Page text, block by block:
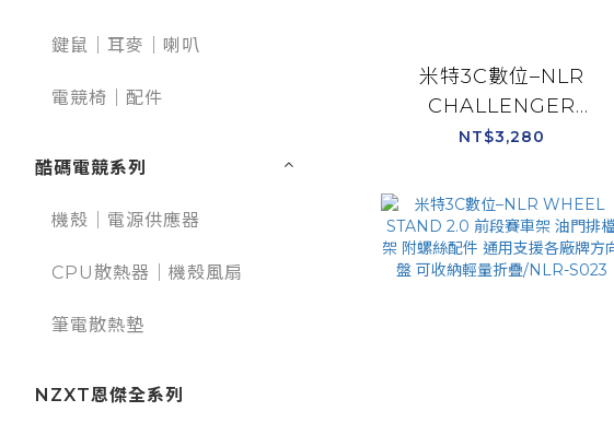
鍵鼠｜耳麥｜喇叭
電競椅｜配件
酷碼電競系列
機殼｜電源供應器
CPU散熱器｜機殼風扇
筆電散熱墊
NZXT恩傑全系列
米特3C數位–NLR
CHALLENGER
MONITOR STAND 電
吋/NLR-A015
NT$3,280